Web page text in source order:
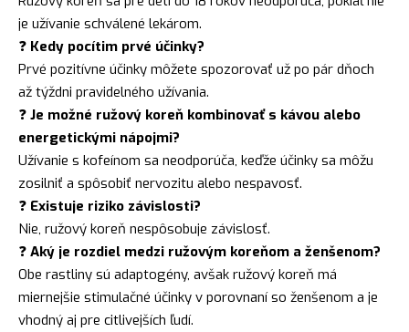
je užívanie schválené lekárom.
❓ Kedy pocítim prvé účinky?
Prvé pozitívne účinky môžete spozorovať už po pár dňoch
až týždni pravidelného užívania.
❓ Je možné ružový koreň kombinovať s kávou alebo
energetickými nápojmi?
Užívanie s kofeínom sa neodporúča, keďže účinky sa môžu
zosilniť a spôsobiť nervozitu alebo nespavosť.
❓ Existuje riziko závislosti?
Nie, ružový koreň nespôsobuje závislosť.
❓ Aký je rozdiel medzi ružovým koreňom a ženšenom?
Obe rastliny sú adaptogény, avšak ružový koreň má
miernejšie stimulačné účinky v porovnaní so ženšenom a je
vhodný aj pre citlivejších ľudí.